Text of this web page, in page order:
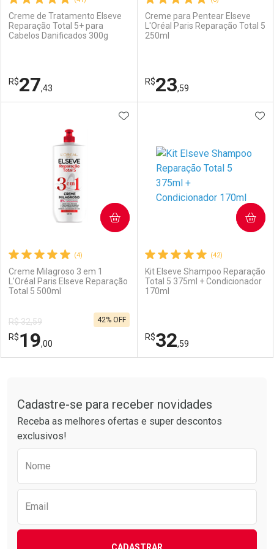
Comprar sem Desconto
Por R$ 31,99/cada
Por R$ 31,99/cada
Comprar sem Desconto
Por R$ 20,99/cada
Por R$ 20,99/cada
Creme de Tratamento Elseve
Reparação Total 5+ para
Cabelos Danificados 300g
R$27,43
Laboratório
Comprar sem Desconto
Por R$ 27,43/cada
Por Menos
Comprar sem Desconto
Por R$ 27,43/cada
Creme para Pentear Elseve
L'Oréal Paris Reparação Total 5
250ml
R$23,59
Laboratório
Comprar sem Desconto
Por R$ 23,59/cada
Por Menos
Por R$ 23,59/cada
(4)
Creme Milagroso 3 em 1
L’Oréal Paris Elseve Reparação
Total 5 500ml
R$ 32,59
R$19,00
42% OFF
ADICIONAR AOS FAVORITOS
COMPRAR
Laboratório
Por Menos
(42)
Kit Elseve Shampoo Reparação
Total 5 375ml + Condicionador
170ml
R$32,59
COMPRAR
Laboratório
Por Menos
Cadastre-se para receber novidades
Receba as melhores ofertas e super descontos
exclusivos!
Nome
Email
CADASTRAR